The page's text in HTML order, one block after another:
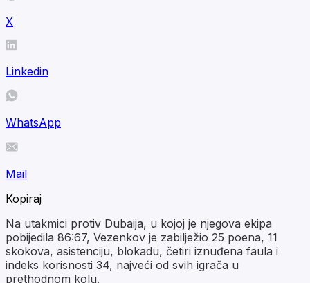
X
Linkedin
WhatsApp
Mail
Kopiraj
Na utakmici protiv Dubaija, u kojoj je njegova ekipa
pobijedila 86:67, Vezenkov je zabilježio 25 poena, 11
skokova, asistenciju, blokadu, četiri iznuđena faula i
indeks korisnosti 34, najveći od svih igrača u
prethodnom kolu.